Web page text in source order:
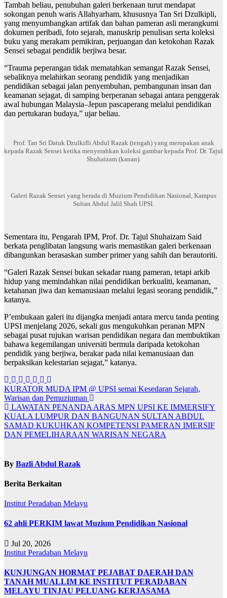
Tambah beliau, penubuhan galeri berkenaan turut mendapat
sokongan penuh waris Allahyarham, khususnya Tan Sri Dzulkipli,
yang menyumbangkan artifak dan bahan pameran asli merangkumi
dokumen peribadi, foto sejarah, manuskrip penulisan serta koleksi
buku yang merakam pemikiran, perjuangan dan ketokohan Razak
Sensei sebagai pendidik berjiwa besar.
“Trauma peperangan tidak mematahkan semangat Razak Sensei,
sebaliknya melahirkan seorang pendidik yang menjadikan
pendidikan sebagai jalan penyembuhan, pembangunan insan dan
keamanan sejagat, di samping berperanan sebagai antara penggerak
awal hubungan Malaysia–Jepun pascaperang melalui pendidikan
dan pertukaran budaya,” ujar beliau.
Prof. Tan Sri Datuk Dzulkifli Abdul Razak (tengah) yang merupakan anak
kepada Razak Sensei ketika menyerahkan koleksi gambar kepada Prof. Dr. Tajul
Shuhaizam (kanan).
Galeri Razak Sensei yang berada di Muzium Pendidikan Nasional, Kampus
Sultan Abdul Jalil Shah UPSI.
Sementara itu, Pengarah IPM, Prof. Dr. Tajul Shuhaizam Said
berkata penglibatan langsung waris memastikan galeri berkenaan
dibangunkan berasaskan sumber primer yang sahih dan berautoriti.
“Galeri Razak Sensei bukan sekadar ruang pameran, tetapi arkib
hidup yang memindahkan nilai pendidikan berkualiti, keamanan,
ketahanan jiwa dan kemanusiaan melalui legasi seorang pendidik,”
katanya.
P’embukaan galeri itu dijangka menjadi antara mercu tanda penting
UPSI menjelang 2026, sekali gus mengukuhkan peranan MPN
sebagai pusat rujukan warisan pendidikan negara dan membuktikan
bahawa kegemilangan universiti bermula daripada ketokohan
pendidik yang berjiwa, berakar pada nilai kemanusiaan dan
berpaksikan kelestarian sejagat,” katanya.
Navigasi
kiriman
KURATOR MUDA IPM @ UPSI semai Kesedaran Sejarah,
Warisan dan Pemuziuman
LAWATAN PENANDA ARAS MPN UPSI KE IMMERSIFY
KUALA LUMPUR DAN BANGUNAN SULTAN ABDUL
SAMAD KUKUHKAN KOMPETENSI PAMERAN IMERSIF
DAN PEMELIHARAAN WARISAN NEGARA
By Bazli Abdul Razak
Berita Berkaitan
Institut Peradaban Melayu
62 ahli PERKIM lawat Muzium Pendidikan Nasional
Jul 20, 2026
Institut Peradaban Melayu
KUNJUNGAN HORMAT PEJABAT DAERAH DAN
TANAH MUALLIM KE INSTITUT PERADABAN
MELAYU TINJAU PELUANG KERJASAMA